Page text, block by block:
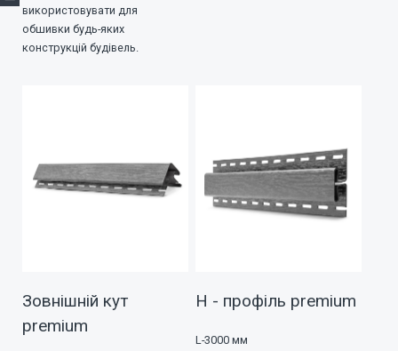
використовувати для
обшивки будь-яких
конструкцій будівель.
Зовнішній кут
premium
Н - профіль premium
L-3000 мм